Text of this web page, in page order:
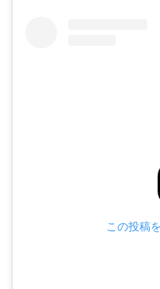
この投稿